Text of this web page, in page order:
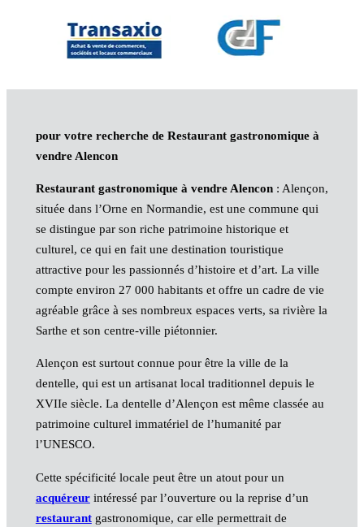
pour votre recherche de Restaurant gastronomique à
vendre Alencon
Restaurant gastronomique à vendre Alencon: Alençon,
située dans l’Orne en Normandie, est une commune qui
se distingue par son riche patrimoine historique et
culturel, ce qui en fait une destination touristique
attractive pour les passionnés d’histoire et d’art. La ville
compte environ 27 000 habitants et offre un cadre de vie
agréable grâce à ses nombreux espaces verts, sa rivière la
Sarthe et son centre-ville piétonnier.
Alençon est surtout connue pour être la ville de la
dentelle, qui est un artisanat local traditionnel depuis le
XVIIe siècle. La dentelle d’Alençon est même classée au
patrimoine culturel immatériel de l’humanité par
l’UNESCO.
Cette spécificité locale peut être un atout pour un
acquéreurintéressé par l’ouverture ou la reprise d’un
restaurantgastronomique, car elle permettrait de